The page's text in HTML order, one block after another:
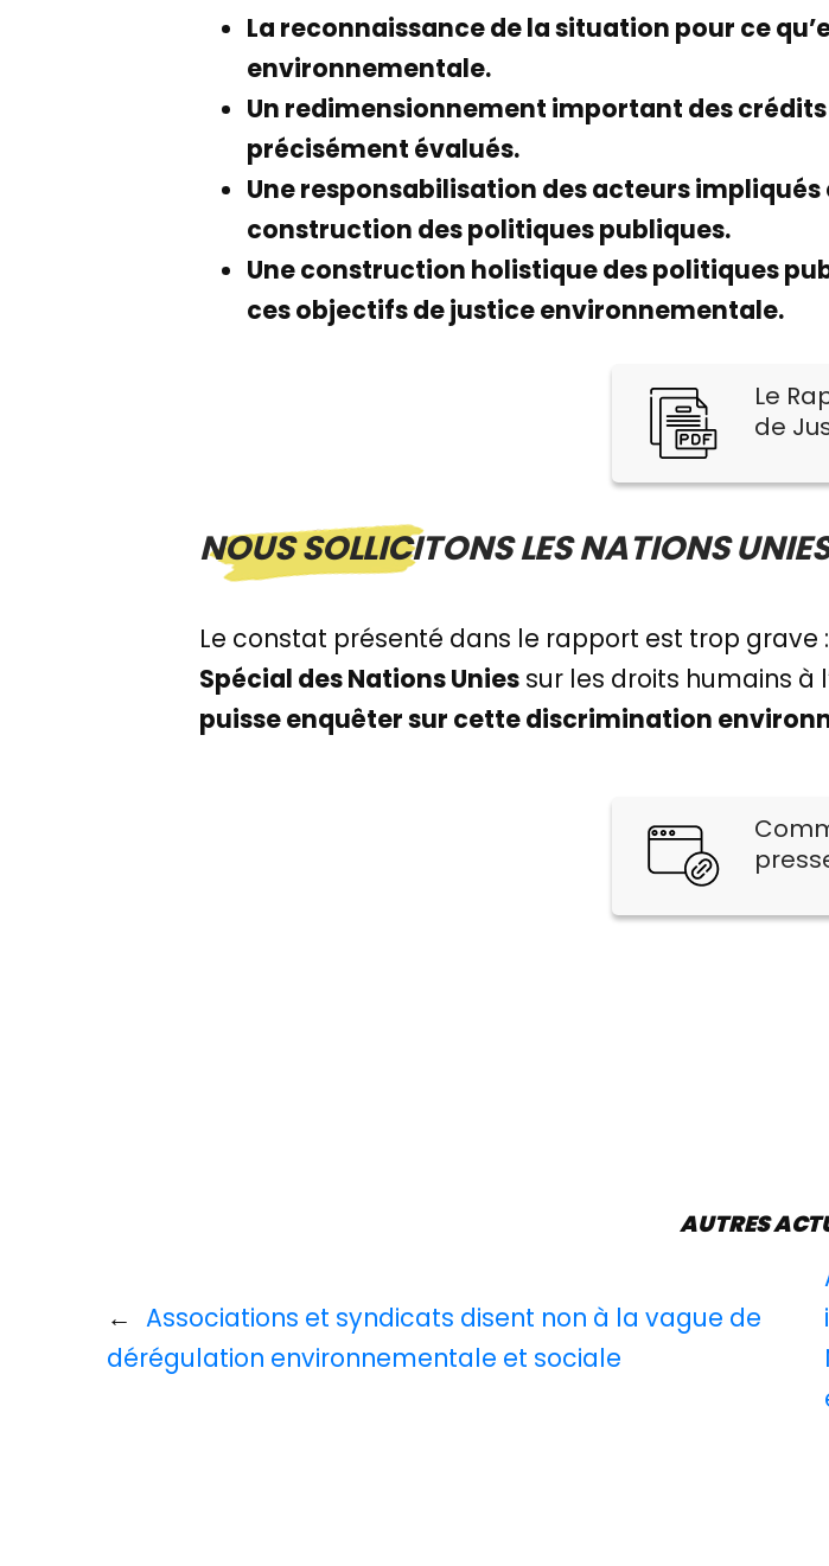
La reconnaissance de la situation pour ce
environnementale.
Un redimensionnement important des
précisément évalués.
Une responsabilisation des acteurs
construction des politiques publiques.
Une construction holistique des politiques
ces objectifs de justice environnementale.
Le
de
NOUS SOLLICITONS LES NATIONS
Le constat présenté dans le rapport est trop grave :
Spécial des Nations Unies sur les droits humains à
puisse enquêter sur cette discrimination
← Associations et syndicats disent non à la vague de
dérégulation environnementale et sociale
AUTRES